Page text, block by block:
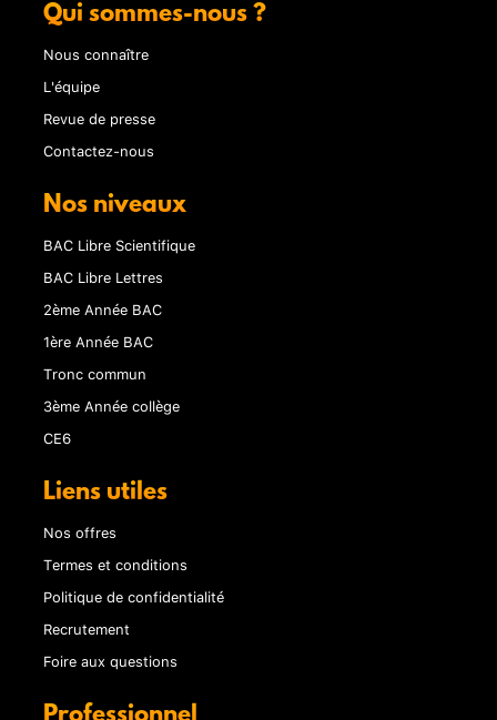
Qui sommes-nous ?
Nous connaître
L'équipe
Revue de presse
Contactez-nous
Nos niveaux
BAC Libre Scientifique
BAC Libre Lettres
2ème Année BAC
1ère Année BAC
Tronc commun
3ème Année collège
CE6
Liens utiles
Nos offres
Termes et conditions
Politique de confidentialité
Recrutement
Foire aux questions